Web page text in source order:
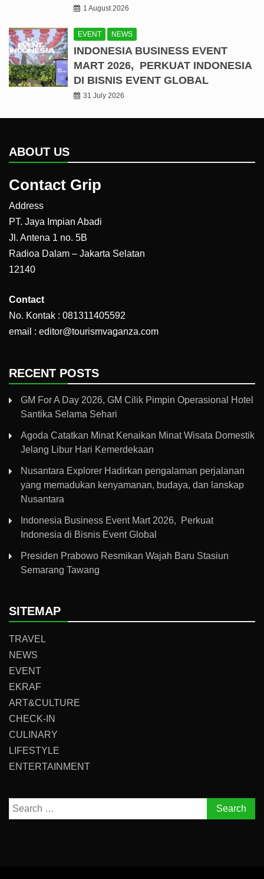
1 August 2026
EVENT NEWS
INDONESIA BUSINESS EVENT
MART 2026, PERKUAT INDONESIA
DI BISNIS EVENT GLOBAL
31 July 2026
ABOUT US
Contact Grip
Address
PT. Jaya Impian Abadi
Jl. Antena 1 no. 5B
Radioa Dalam – Jakarta Selatan
12140
Contact
No. Kontak : 081311405592
email : editor@tourismvaganza.com
RECENT POSTS
GM For A Day 2026, GM Cilik Pimpin Operasional Hotel
Santika Selama Sehari
Agoda Catatkan Minat Kenaikan Minat Wisata Domestik
Jelang Libur Hari Kemerdekaan
Nusantara Explorer Hadirkan pengalaman perjalanan
yang memadukan kenyamanan, budaya, dan lanskap
Nusantara
Indonesia Business Event Mart 2026, Perkuat
Indonesia di Bisnis Event Global
Presiden Prabowo Resmikan Wajah Baru Stasiun
Semarang Tawang
SITEMAP
TRAVEL
NEWS
EVENT
EKRAF
ART&CULTURE
CHECK-IN
CULINARY
LIFESTYLE
ENTERTAINMENT
Search
for: